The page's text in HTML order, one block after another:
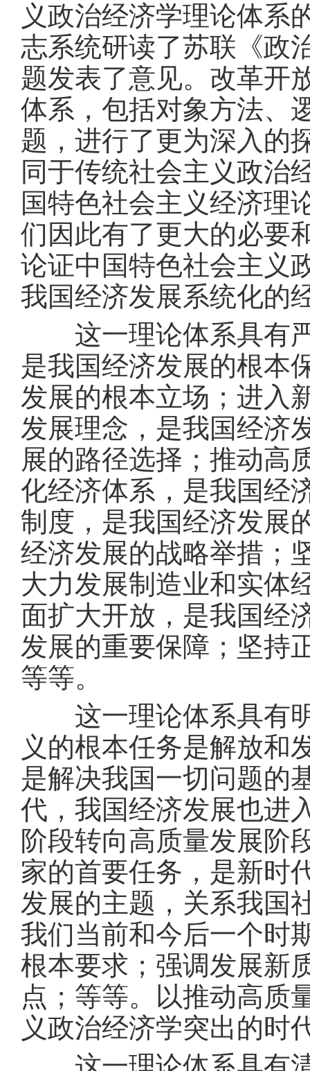
义政治经济学理论体系
志系统研读了苏联《政
题发表了意见。改革开
体系，包括对象方法、
题，进行了更为深入的
同于传统社会主义政治
国特色社会主义经济理
们因此有了更大的必要
论证中国特色社会主义
我国经济发展系统化的
这一理论体系具有严
是我国经济发展的根本
发展的根本立场；进入
发展理念，是我国经济
展的路径选择；推动高
化经济体系，是我国经
制度，是我国经济发展
经济发展的战略举措；
大力发展制造业和实体
面扩大开放，是我国经
发展的重要保障；坚持
等等。
这一理论体系具有明
义的根本任务是解放和
是解决我国一切问题的
代，我国经济发展也进
阶段转向高质量发展阶
家的首要任务，是新时
发展的主题，关系我国
我们当前和今后一个时
根本要求；强调发展新
点；等等。以推动高质
义政治经济学突出的时